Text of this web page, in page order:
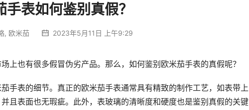
手表如何鉴别真假？
, 欧米茄 2023年5月11日 上午9:29
上也有很多假冒伪劣产品。那么，如何鉴别欧米茄手表的真假呢？
手表的细节。真正的欧米茄手表通常具有精致的制作工艺，如表带上
且表面也无瑕疵。此外，表玻璃的清晰度和硬度也是鉴别真假的关键